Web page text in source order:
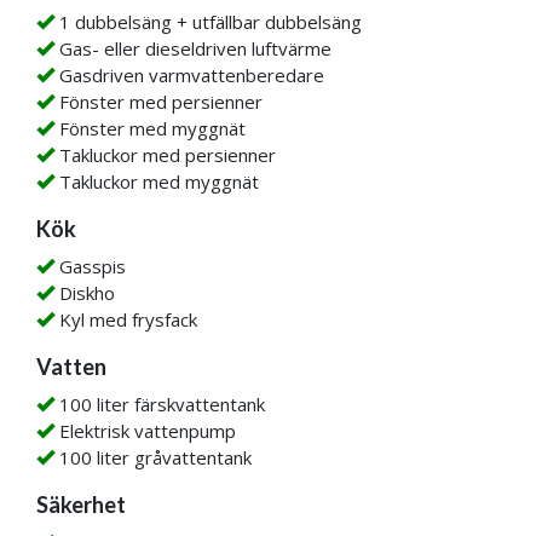
1 dubbelsäng + utfällbar dubbelsäng
Gas- eller dieseldriven luftvärme
Gasdriven varmvattenberedare
Fönster med persienner
Fönster med myggnät
Takluckor med persienner
Takluckor med myggnät
Kök
Gasspis
Diskho
Kyl med frysfack
Vatten
100 liter färskvattentank
Elektrisk vattenpump
100 liter gråvattentank
Säkerhet